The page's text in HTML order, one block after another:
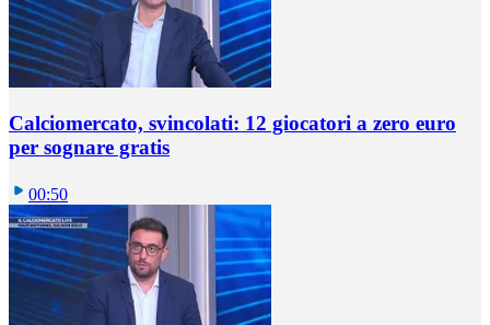
Calciomercato, svincolati: 12 giocatori a zero euro
per sognare gratis
00:50